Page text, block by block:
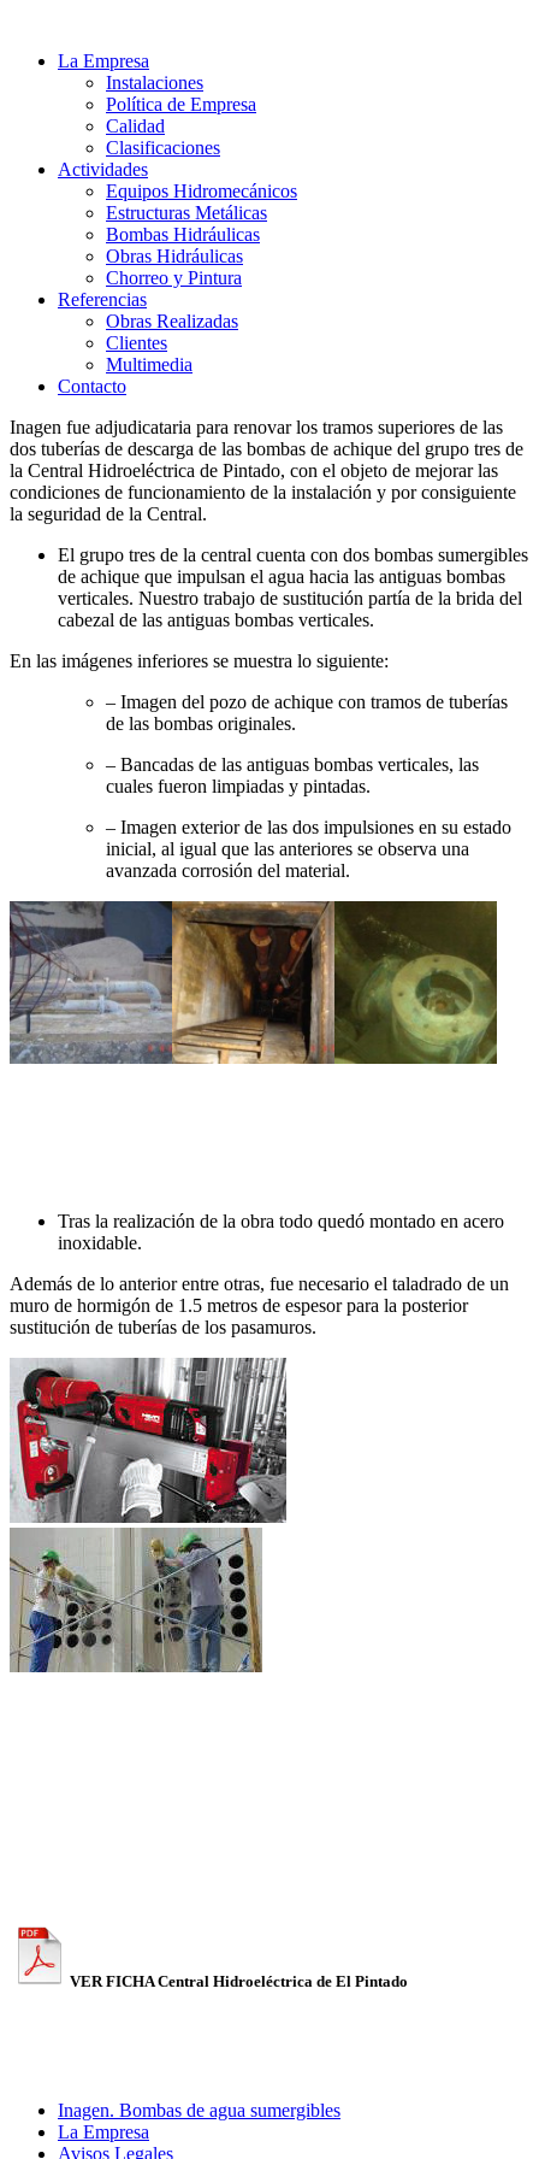
La Empresa
Instalaciones
Política de Empresa
Calidad
Clasificaciones
Actividades
Equipos Hidromecánicos
Estructuras Metálicas
Bombas Hidráulicas
Obras Hidráulicas
Chorreo y Pintura
Referencias
Obras Realizadas
Clientes
Multimedia
Contacto
Inagen fue adjudicataria para renovar los tramos superiores de las
dos tuberías de descarga de las bombas de achique del grupo tres de
la Central Hidroeléctrica de Pintado, con el objeto de mejorar las
condiciones de funcionamiento de la instalación y por consiguiente
la seguridad de la Central.
El grupo tres de la central cuenta con dos bombas sumergibles
de achique que impulsan el agua hacia las antiguas bombas
verticales. Nuestro trabajo de sustitución partía de la brida del
cabezal de las antiguas bombas verticales.
En las imágenes inferiores se muestra lo siguiente:
– Imagen del pozo de achique con tramos de tuberías
de las bombas originales.
– Bancadas de las antiguas bombas verticales, las
cuales fueron limpiadas y pintadas.
– Imagen exterior de las dos impulsiones en su estado
inicial, al igual que las anteriores se observa una
avanzada corrosión del material.
Tras la realización de la obra todo quedó montado en acero
inoxidable.
Además de lo anterior entre otras, fue necesario el taladrado de un
muro de hormigón de 1.5 metros de espesor para la posterior
sustitución de tuberías de los pasamuros.
VER FICHA Central Hidroeléctrica de El Pintado
Inagen. Bombas de agua sumergibles
La Empresa
Avisos Legales